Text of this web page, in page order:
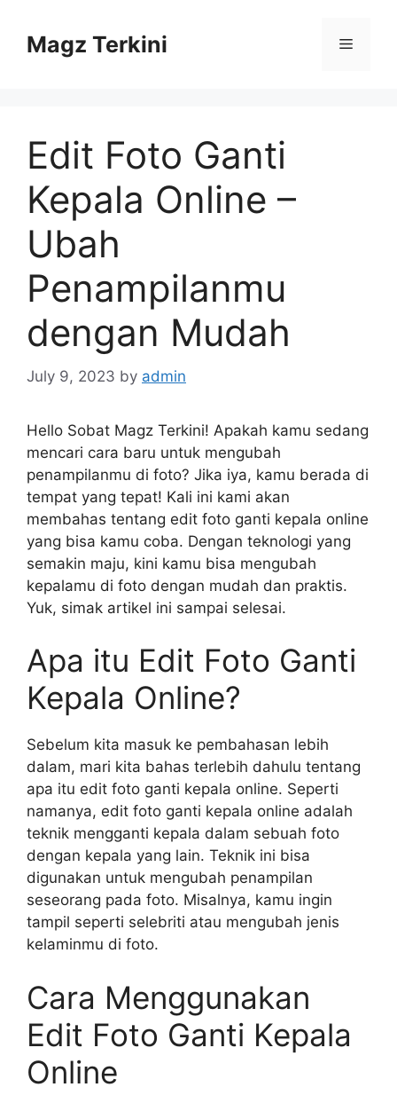
contentMagz Terkini Menu
Edit Foto Ganti
Kepala Online –
Ubah
Penampilanmu
dengan Mudah
July 9, 2023 by admin
Hello Sobat Magz Terkini! Apakah kamu sedang
mencari cara baru untuk mengubah
penampilanmu di foto? Jika iya, kamu berada di
tempat yang tepat! Kali ini kami akan
membahas tentang edit foto ganti kepala online
yang bisa kamu coba. Dengan teknologi yang
semakin maju, kini kamu bisa mengubah
kepalamu di foto dengan mudah dan praktis.
Yuk, simak artikel ini sampai selesai.
Apa itu Edit Foto Ganti
Kepala Online?
Sebelum kita masuk ke pembahasan lebih
dalam, mari kita bahas terlebih dahulu tentang
apa itu edit foto ganti kepala online. Seperti
namanya, edit foto ganti kepala online adalah
teknik mengganti kepala dalam sebuah foto
dengan kepala yang lain. Teknik ini bisa
digunakan untuk mengubah penampilan
seseorang pada foto. Misalnya, kamu ingin
tampil seperti selebriti atau mengubah jenis
kelaminmu di foto.
Cara Menggunakan
Edit Foto Ganti Kepala
Online